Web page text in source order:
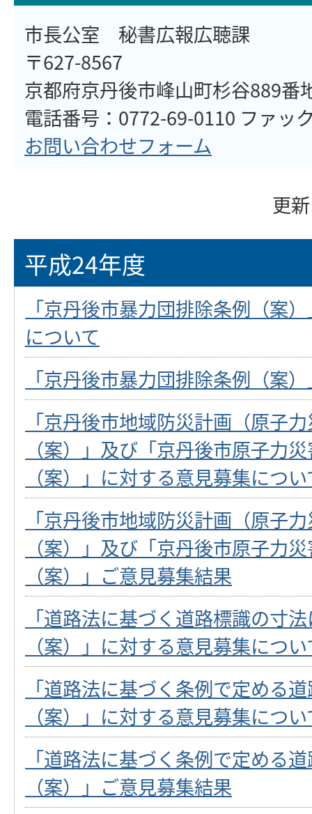
市長公室 秘書広報広聴課
〒627-8567
京都府京丹後市峰山町杉谷889番
電話番号：0772-69-0110 ファッ
お問い合わせフォーム
更
平成24年度
「京丹後市暴力団排除条例（案
について
「京丹後市暴力団排除条例（案
「京丹後市地域防災計画（原子
（案）」及び「京丹後市原子力
（案）」に対する意見募集につ
「京丹後市地域防災計画（原子
（案）」及び「京丹後市原子力
（案）」ご意見募集結果
「道路法に基づく道路標識の寸
（案）」に対する意見募集につ
「道路法に基づく条例で定める
（案）」に対する意見募集につ
「道路法に基づく条例で定める
（案）」ご意見募集結果